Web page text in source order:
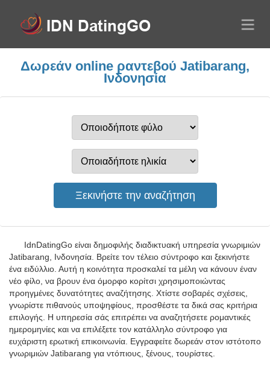
Δωρεάν online ραντεβού Jatibarang,
Ινδονησία
IdnDatingGo είναι δημοφιλής διαδικτυακή υπηρεσία γνωριμιών
Jatibarang, Ινδονησία. Βρείτε τον τέλειο σύντροφο και ξεκινήστε
ένα ειδύλλιο. Αυτή η κοινότητα προσκαλεί τα μέλη να κάνουν έναν
νέο φίλο, να βρουν ένα όμορφο κορίτσι χρησιμοποιώντας
προηγμένες δυνατότητες αναζήτησης. Χτίστε σοβαρές σχέσεις,
γνωρίστε πιθανούς υποψηφίους, προσθέστε τα δικά σας κριτήρια
επιλογής. Η υπηρεσία σάς επιτρέπει να αναζητήσετε ρομαντικές
ημερομηνίες και να επιλέξετε τον κατάλληλο σύντροφο για
ευχάριστη ερωτική επικοινωνία. Εγγραφείτε δωρεάν στον ιστότοπο
γνωριμιών Jatibarang για ντόπιους, ξένους, τουρίστες.